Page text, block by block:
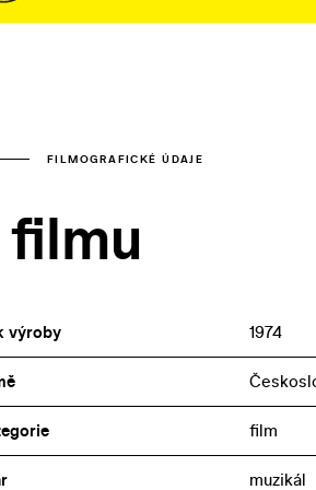
FILMOGRAFICKÉ ÚDAJE
výroby 1974
film
muzikál